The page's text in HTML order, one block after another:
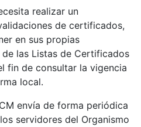
realizar un
de certificados,
en sus propias
las Listas de Certificados
fin de consultar la vigencia
local.
envía de forma periódica
servidores del Organismo